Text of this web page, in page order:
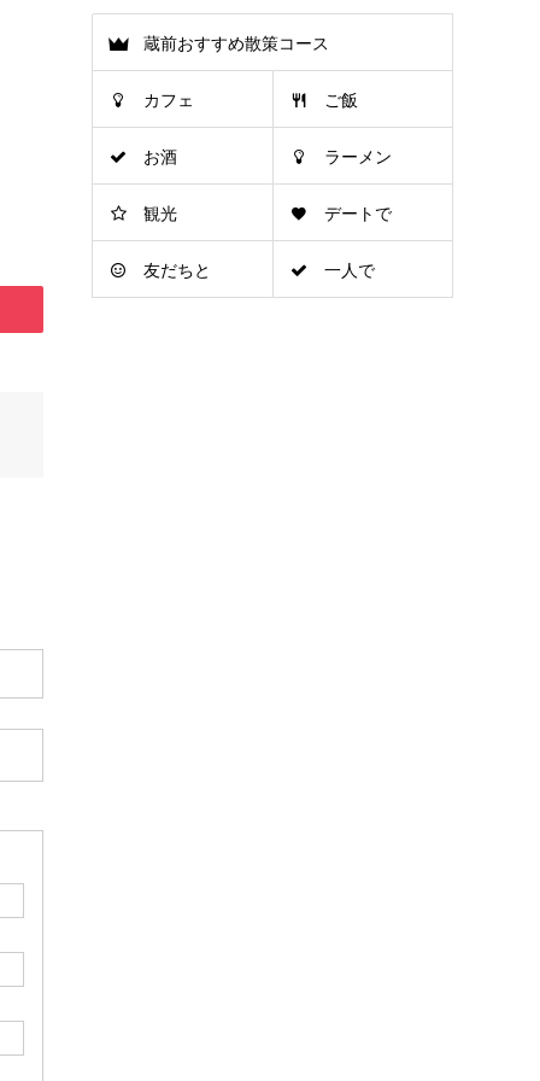
蔵前おすすめ散策コース
カフェ ご飯
お酒 ラーメン
観光 デートで
友だちと 一人で